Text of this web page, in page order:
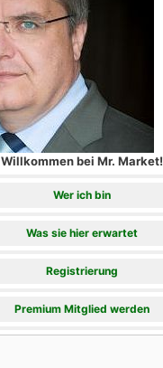
Willkommen bei Mr. Market!
Wer ich bin
Was sie hier erwartet
Registrierung
Premium Mitglied werden